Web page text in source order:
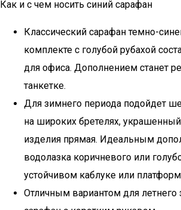
Как и с чем носить синий сарафан
Классический сарафан темно-
комплекте с голубой рубахой
для офиса. Дополнением станет
танкетке.
Для зимнего периода подойдет
на широких бретелях,
изделия прямая. Идеальным
водолазка коричневого или
устойчивом каблуке или
Отличным вариантом для летнего